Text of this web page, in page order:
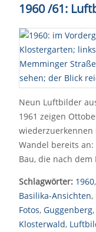
1960 /61:
Neun Luftbilder
1961 zeigen
Wandel bereits
Bau, die nach
Schlagwörter: 1960,
Basilika-Ansichten,
Fotos, Guggenberg,
Klosterwald,